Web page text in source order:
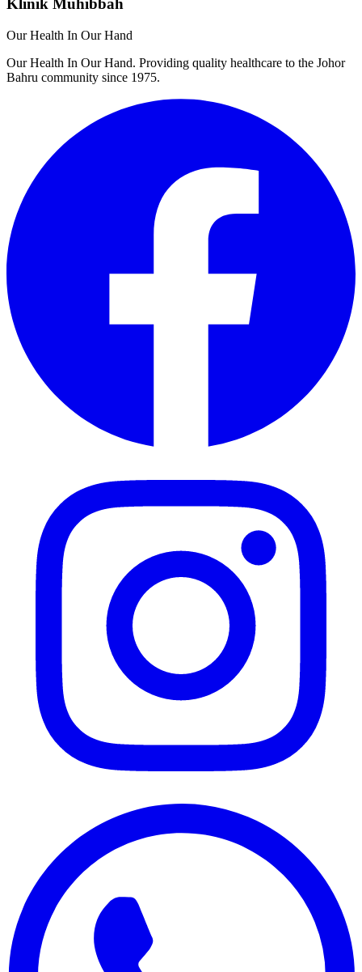
Klinik Muhibbah
Our Health In Our Hand
Our Health In Our Hand. Providing quality healthcare to the Johor
Bahru community since 1975.